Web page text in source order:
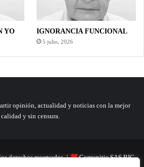
YO IGNORANCIA FUNCIONAL
5 julio, 2026
opinión, actualidad y noticias con la mejor
calidad y sin censura.
derechos reservados | Comunitic SAS BIC